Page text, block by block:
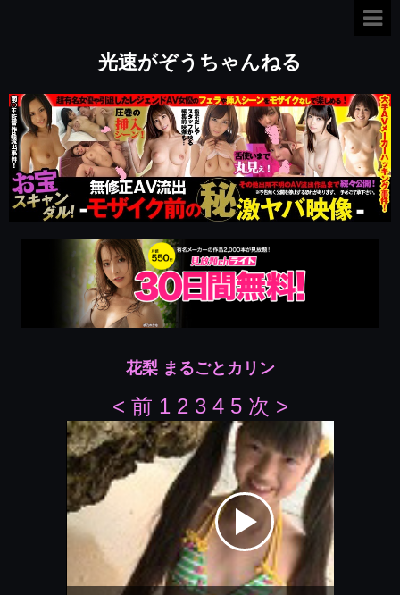
光速がぞうちゃんねる